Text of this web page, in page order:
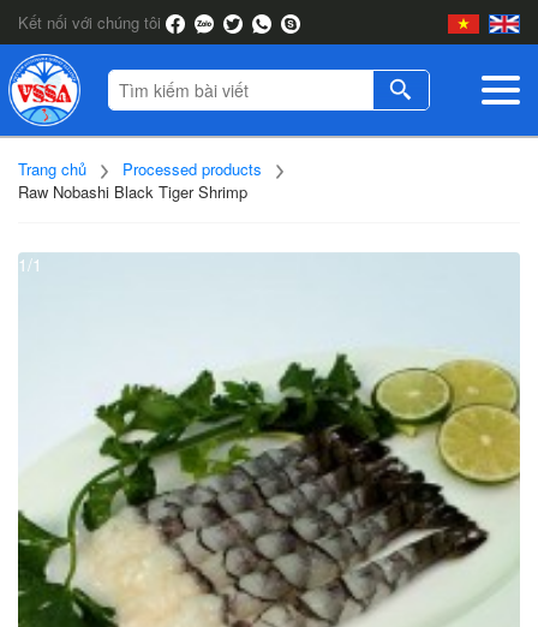
Kết nối với chúng tôi
Trang chủ
Processed products
Raw Nobashi Black Tiger Shrimp
1/1